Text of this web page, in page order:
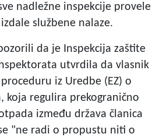
nadležne inspekcije provele
službene nalaze.
da je Inspekcija zaštite
utvrdila da vlasnik
iz Uredbe (EZ) o
koja regulira prekogranično
između država članica
"ne radi o propustu niti o